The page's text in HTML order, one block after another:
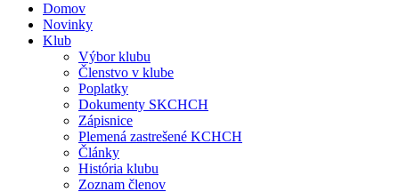
Domov
Novinky
Klub
Výbor klubu
Členstvo v klube
Poplatky
Dokumenty SKCHCH
Zápisnice
Plemená zastrešené KCHCH
Články
História klubu
Zoznam členov